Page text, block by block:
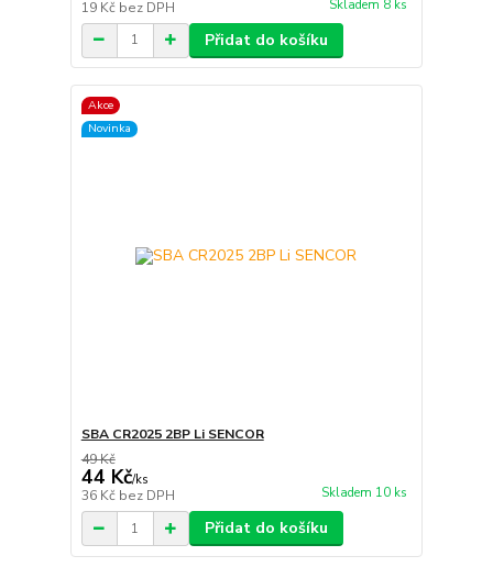
19 Kč bez DPH Skladem 8 ks
Přidat do košíku
Akce
Novinka
SBA CR2025 2BP Li SENCOR
49 Kč
44 Kč/ks
36 Kč bez DPH Skladem 10 ks
Přidat do košíku